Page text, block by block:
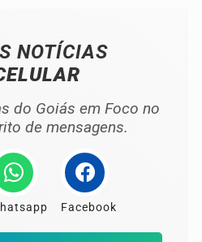
NOTÍCIAS
do Goiás em Foco no
de mensagens.
Facebook